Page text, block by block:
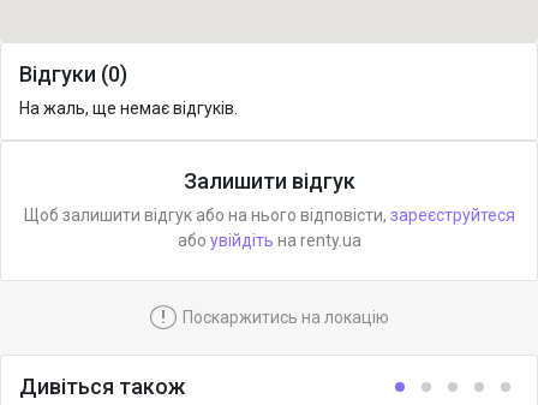
Відгуки (0)
На жаль, ще немає відгуків.
Залишити відгук
Щоб залишити відгук або на нього відповісти, зареєструйтеся
або увійдіть на renty.ua
! Поскаржитись на локацію
Дивіться також